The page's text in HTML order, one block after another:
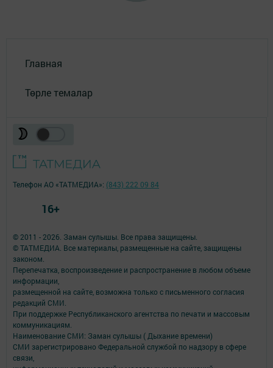
Главная
Төрле темалар
© 2011 - 2026. Заман сулышы. Все права защищены.
© ТАТМЕДИА. Все материалы, размещенные на сайте, защищены
законом.
Перепечатка, воспроизведение и распространение в любом объеме
информации,
размещенной на сайте, возможна только с письменного согласия
редакций СМИ.
При поддержке Республиканского агентства по печати и массовым
коммуникациям.
Наименование СМИ: Заман сулышы ( Дыхание времени)
СМИ зарегистрировано Федеральной службой по надзору в сфере
связи,
Телефон АО «ТАТМЕДИА»: (843) 222 09 84
16+